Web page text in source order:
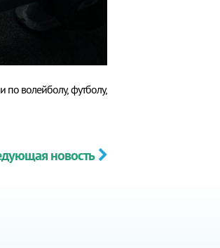
волейболу, футболу,
новость